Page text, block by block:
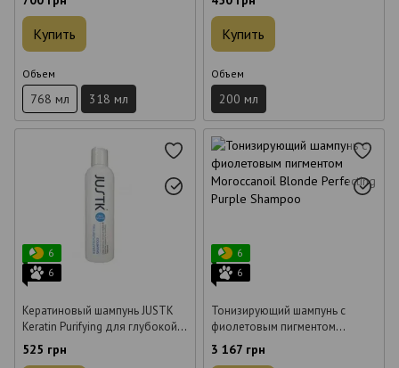
Купить
Объем
768 мл 318 мл
Купить
Объем
200 мл
6
6
Кератиновый шампунь JUSTK
Keratin Purifying для глубокой
очистки 250 мл
525 грн
6
6
Тонизирующий шампунь с
фиолетовым пигментом
Moroccanoil Blonde Perfecting
Purple Shampoo 1000 мл
3 167 грн